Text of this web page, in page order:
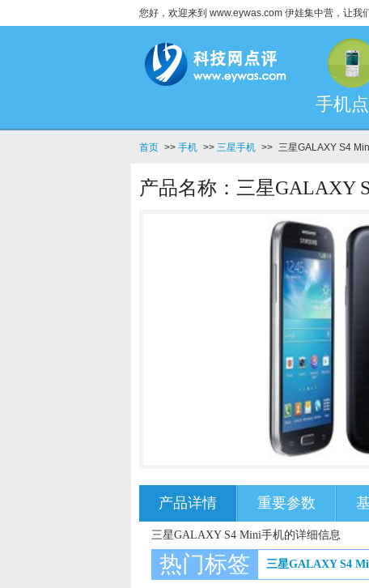
您好，欢迎来到 www.eywas.com 伊娃集中营，让我
手机
首页 >> 手机 >> 三星手机 >> 三星GALAXY S4
产品名称：三星GALAXY
产品详情 重要参数
三星GALAXY S4 Mini手机的详细信息
热门标签 三星GALAXY S4